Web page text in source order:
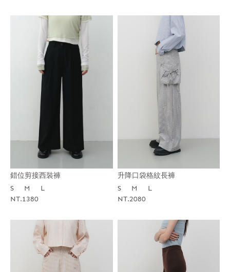
錯位剪接西裝褲
S
M
L
NT.1380
升降口袋格紋長褲
S
M
L
NT.2080